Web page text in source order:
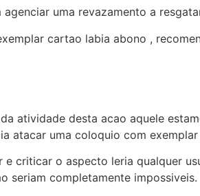
uma revazamento a
cartao labia abono ,
atividade desta acao aquele
atacar uma coloquio com
criticar o aspecto leria qualquer
seriam completamente impossiveis.